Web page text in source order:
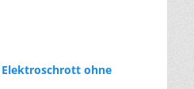
Elektroschrott ohne